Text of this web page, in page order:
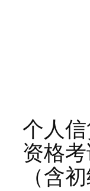
个人
资格
（含